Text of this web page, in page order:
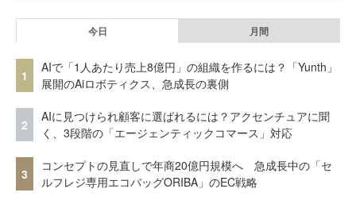
今日 月間
1
AIで「1人あたり売上8億円」の組織を作るには？「Yunth」
展開のAiロボティクス、急成長の裏側
2
AIに見つけられ顧客に選ばれるには？アクセンチュアに聞
く、3段階の「エージェンティックコマース」対応
3
コンセプトの見直しで年商20億円規模へ 急成長中の「セ
ルフレジ専用エコバッグORIBA」のEC戦略